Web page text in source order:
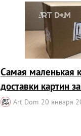
Самая маленькая
доставки картин
Art Dom 20 января